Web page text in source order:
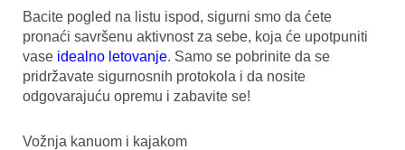
Bacite pogled na listu ispod, sigurni smo da ćete
pronaći savršenu aktivnost za sebe, koja će upotpuniti
vase idealno letovanje. Samo se pobrinite da se
pridržavate sigurnosnih protokola i da nosite
odgovarajuću opremu i zabavite se!
Vožnja kanuom i kajakom